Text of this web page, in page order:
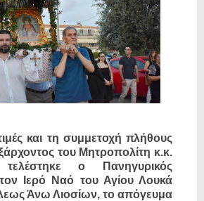
και τη συμμετοχή πλήθους
του Μητροπολίτη κ.κ.
ο Πανηγυρικός
Ιερό Ναό του Αγίου Λουκά
Άνω Λιοσίων, το απόγευμα